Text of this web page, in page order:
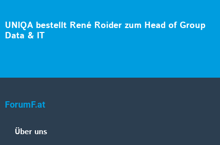
UNIQA bestellt René Roider zum Head of Group
Data & IT
ForumF.at
Über uns